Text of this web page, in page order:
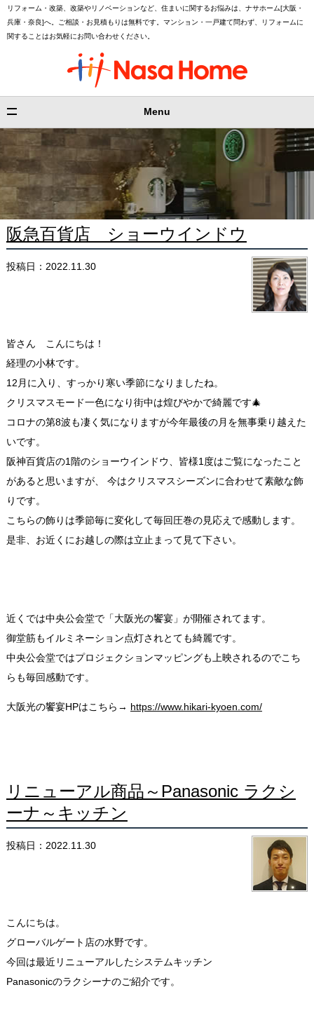
リフォーム・改築、改築やリノベーションなど、住まいに関するお悩みは、ナサホーム[大阪・
兵庫・奈良]へ。ご相談・お見積もりは無料です。マンション・一戸建て問わず、リフォームに
関することはお気軽にお問い合わせください。
Menu
阪急百貨店 ショーウインドウ
投稿日：2022.11.30
皆さん こんにちは！
経理の小林です。
12月に入り、すっかり寒い季節になりましたね。
クリスマスモード一色になり街中は煌びやかで綺麗です🎄
コロナの第8波も凄く気になりますが今年最後の月を無事乗り越えた
いです。
阪神百貨店の1階のショーウインドウ、皆様1度はご覧になったこと
があると思いますが、 今はクリスマスシーズンに合わせて素敵な飾
りです。
こちらの飾りは季節毎に変化して毎回圧巻の見応えで感動します。
是非、お近くにお越しの際は立止まって見て下さい。
近くでは中央公会堂で「大阪光の饗宴」が開催されてます。
御堂筋もイルミネーション点灯されとても綺麗です。
中央公会堂ではプロジェクションマッピングも上映されるのでこち
らも毎回感動です。
大阪光の饗宴HPはこちら→ https://www.hikari-kyoen.com/
リニューアル商品～Panasonic ラクシ
ーナ～キッチン
投稿日：2022.11.30
こんにちは。
グローバルゲート店の水野です。
今回は最近リニューアルしたシステムキッチン
Panasonicのラクシーナのご紹介です。